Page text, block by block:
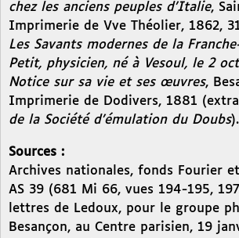
chez les anciens peuples d’Italie,
Imprimerie de Vve Théolier, 1862,
Les Savants modernes de la
Petit, physicien, né à Vesoul, le 2
Notice sur sa vie et ses œuvres,
Imprimerie de Dodivers, 1881
de la Société d’émulation du Doubs).
Sources :
Archives nationales, fonds Fourier
AS 39 (681 Mi 66, vues 194-195,
lettres de Ledoux, pour le groupe
Besançon, au Centre parisien, 19